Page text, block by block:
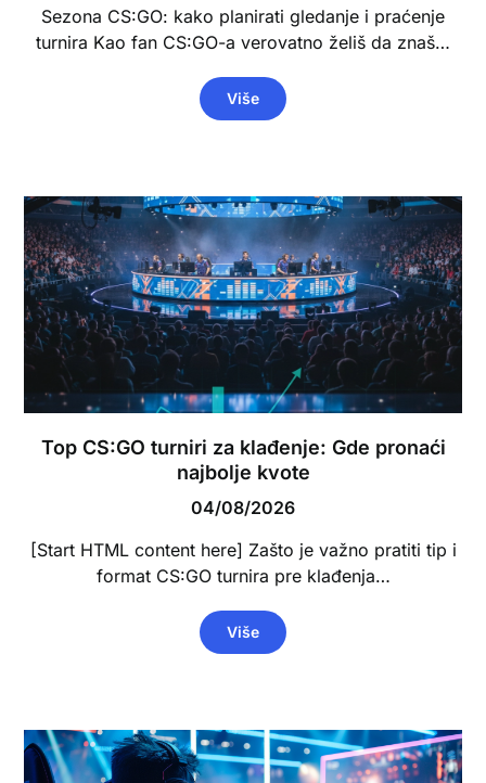
Sezona CS:GO: kako planirati gledanje i praćenje
turnira Kao fan CS:GO-a verovatno želiš da znaš…
Više
Top CS:GO turniri za klađenje: Gde pronaći
najbolje kvote
04/08/2026
[Start HTML content here] Zašto je važno pratiti tip i
format CS:GO turnira pre klađenja…
Više